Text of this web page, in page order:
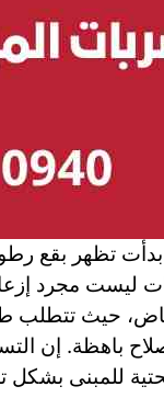
تظهر بقع
ليست مجرد
حيث تتطلب
باهظة. إن
للمبنى